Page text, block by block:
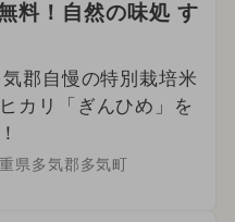
料！自然の味処 す
郡自慢の特別栽培米
カリ「ぎんひめ」を
県多気郡多気町